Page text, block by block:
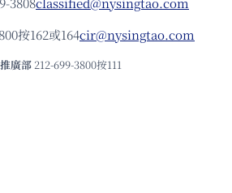
按162或164cir@nysingtao.com
廣部 212-699-3800按111